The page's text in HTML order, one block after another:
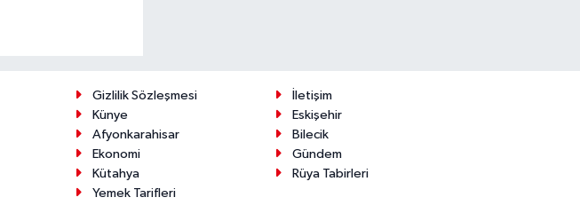
Gizlilik Sözleşmesi
İletişim
Künye
Eskişehir
Afyonkarahisar
Bilecik
Ekonomi
Gündem
Kütahya
Rüya Tabirleri
Yemek Tarifleri